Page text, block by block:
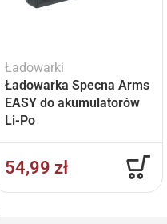
Ładowarki
Ładowarka Specna Arms
EASY do akumulatorów
Li-Po
54,99 zł